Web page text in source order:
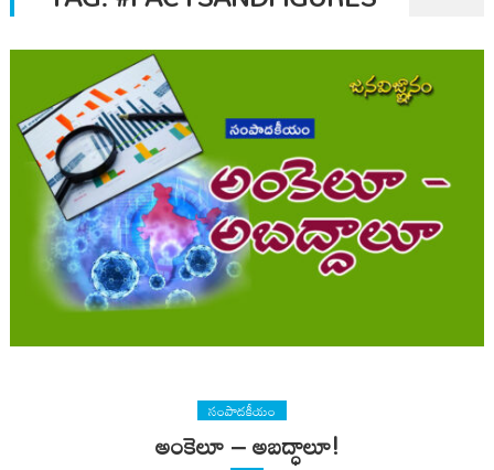
సంపాదకీయం
అంకెలూ – అబద్ధాలూ!